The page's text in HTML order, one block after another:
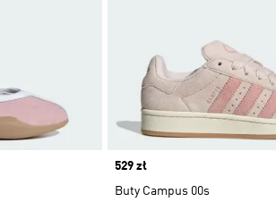
Price
529 zł
Buty Campus 00s